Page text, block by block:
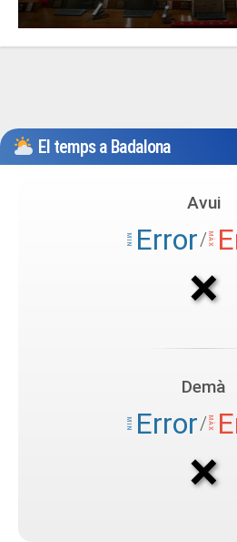
El temps a Badalona